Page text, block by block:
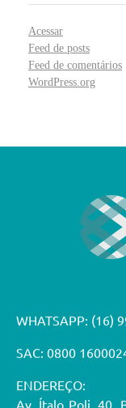
Acessar
Feed de posts
Feed de comentários
WordPress.org
WHATSAPP: (16)
SAC: 0800
ENDEREÇO:
Av. Ítalo Poli, 40.